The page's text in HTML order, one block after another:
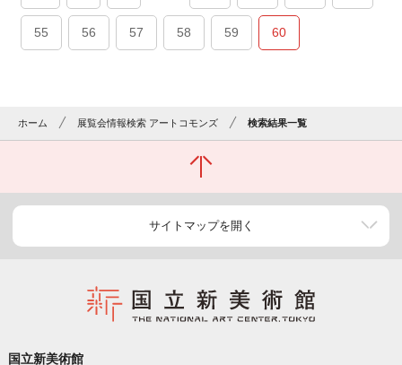
55 56 57 58 59 60
ホーム 展覧会情報検索 アートコモンズ 検索結果一覧
サイトマップを開く
国立新美術館